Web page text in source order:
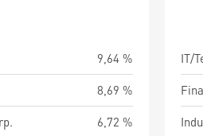
9,64 %
8,69 %
6,72 %
IT/